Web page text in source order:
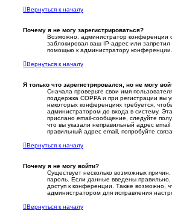
Вернуться к началу
Почему я не могу зарегистрироваться?
Возможно, администратор конференции
заблокировал ваш IP-адрес или
помощью к администратору конференции.
Вернуться к началу
Я только что зарегистрировался, но не могу
Сначала проверьте свои имя
поддержка COPPA и при регистрации вы
некоторых конференциях требуется,
администратором до входа в систему.
прислано email-сообщение, следуйте
что вы указали неправильный адрес
правильный адрес email, попробуйте
Вернуться к началу
Почему я не могу войти?
Существует несколько возможных
пароль. Если данные введены
доступ к конференции. Также возможно,
администратором для исправления
Вернуться к началу